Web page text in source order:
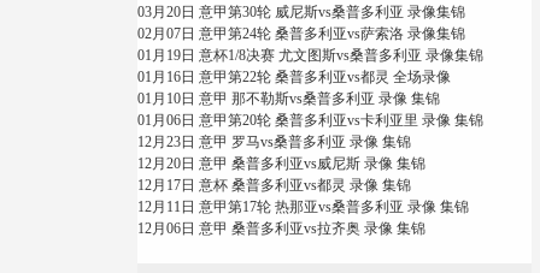
03月20日 意甲第30轮 威尼斯vs桑普多利亚 录像集锦
02月07日 意甲第24轮 桑普多利亚vs萨索洛 录像集锦
01月19日 意杯1/8决赛 尤文图斯vs桑普多利亚 录像集锦
01月16日 意甲第22轮 桑普多利亚vs都灵 全场录像
01月10日 意甲 那不勒斯vs桑普多利亚 录像 集锦
01月06日 意甲第20轮 桑普多利亚vs卡利亚里 录像 集锦
12月23日 意甲 罗马vs桑普多利亚 录像 集锦
12月20日 意甲 桑普多利亚vs威尼斯 录像 集锦
12月17日 意杯 桑普多利亚vs都灵 录像 集锦
12月11日 意甲第17轮 热那亚vs桑普多利亚 录像 集锦
12月06日 意甲 桑普多利亚vs拉齐奥 录像 集锦